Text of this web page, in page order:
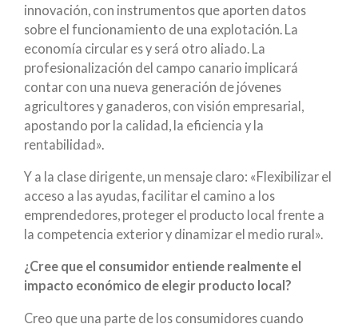
innovación, con instrumentos que aporten datos
sobre el funcionamiento de una explotación. La
economía circular es y será otro aliado. La
profesionalización del campo canario implicará
contar con una nueva generación de jóvenes
agricultores y ganaderos, con visión empresarial,
apostando por la calidad, la eficiencia y la
rentabilidad».
Y a la clase dirigente, un mensaje claro: «Flexibilizar el
acceso a las ayudas, facilitar el camino a los
emprendedores, proteger el producto local frente a
la competencia exterior y dinamizar el medio rural».
¿Cree que el consumidor entiende realmente el
impacto económico de elegir producto local?
Creo que una parte de los consumidores cuando